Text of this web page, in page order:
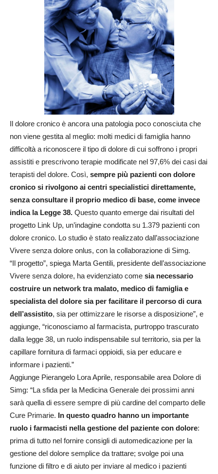
Il dolore cronico è ancora una patologia poco conosciuta che
non viene gestita al meglio: molti medici di famiglia hanno
difficoltà a riconoscere il tipo di dolore di cui soffrono i propri
assistiti e prescrivono terapie modificate nel 97,6% dei casi dai
terapisti del dolore. Così, sempre più pazienti con dolore
cronico si rivolgono ai centri specialistici direttamente,
senza consultare il proprio medico di base, come invece
indica la Legge 38. Questo quanto emerge dai risultati del
progetto Link Up, un’indagine condotta su 1.379 pazienti con
dolore cronico. Lo studio è stato realizzato dall’associazione
Vivere senza dolore onlus, con la collaborazione di Simg.
“Il progetto”, spiega Marta Gentili, presidente dell’associazione
Vivere senza dolore, ha evidenziato come sia necessario
costruire un network tra malato, medico di famiglia e
specialista del dolore sia per facilitare il percorso di cura
dell’assistito, sia per ottimizzare le risorse a disposizione”, e
aggiunge, “riconosciamo al farmacista, purtroppo trascurato
dalla legge 38, un ruolo indispensabile sul territorio, sia per la
capillare fornitura di farmaci oppioidi, sia per educare e
informare i pazienti.”
Aggiunge Pierangelo Lora Aprile, responsabile area Dolore di
Simg: “La sfida per la Medicina Generale dei prossimi anni
sarà quella di essere sempre di più cardine del comparto delle
Cure Primarie. In questo quadro hanno un importante
ruolo i farmacisti nella gestione del paziente con dolore:
prima di tutto nel fornire consigli di automedicazione per la
gestione del dolore semplice da trattare; svolge poi una
funzione di filtro e di aiuto per inviare al medico i pazienti